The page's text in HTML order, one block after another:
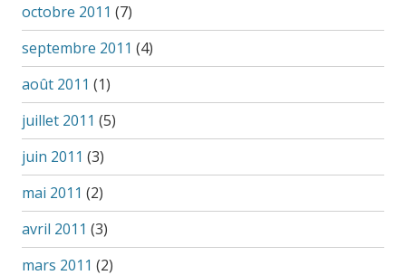
octobre 2011 (7)
septembre 2011 (4)
août 2011 (1)
juillet 2011 (5)
juin 2011 (3)
mai 2011 (2)
avril 2011 (3)
mars 2011 (2)